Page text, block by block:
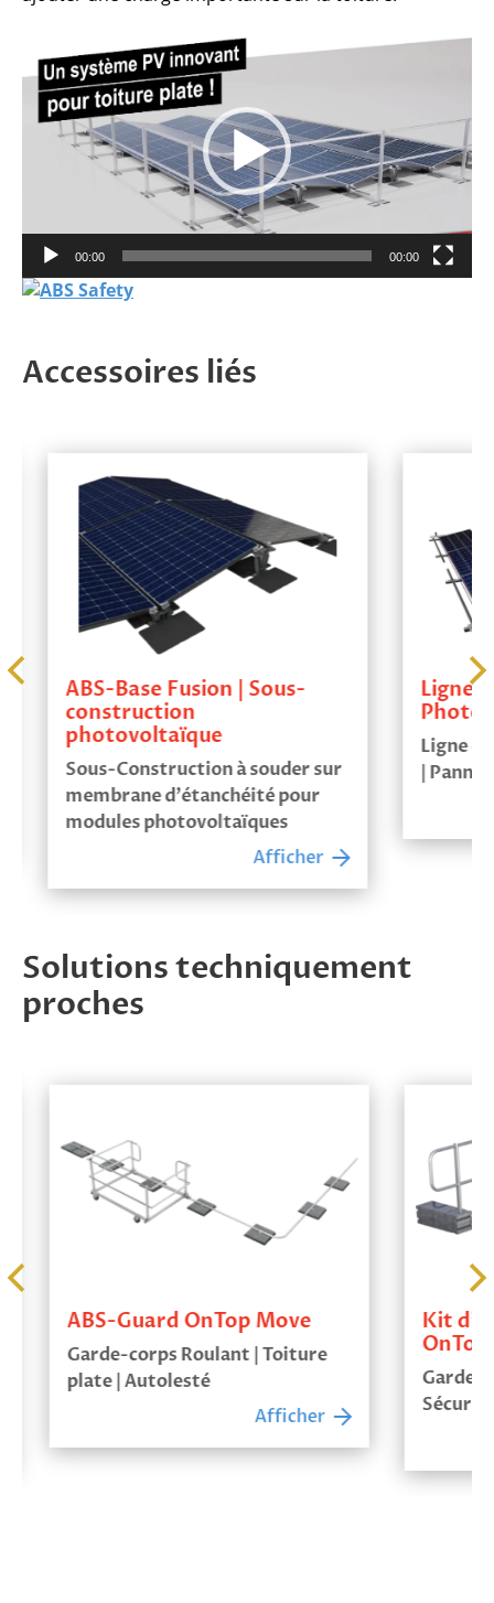
vidéo
00:00 00:00
Accessoires liés
ABS-Base Fusion | Sous-
construction
photovoltaïque
Sous-Construction à souder sur
membrane d'étanchéité pour
modules photovoltaïques
Afficher
Ligne
Ligne
|
Solutions techniquement
proches
ABS-Guard OnTop Move
Garde-corps Roulant | Toiture
plate | Autolesté
Afficher
Kit
OnTop
Garde-